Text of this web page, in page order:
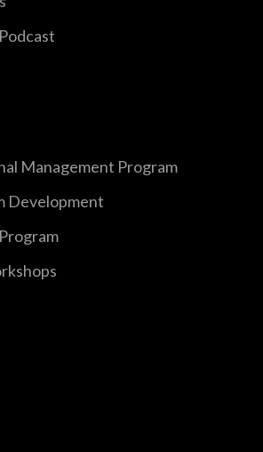
Management Program
Development